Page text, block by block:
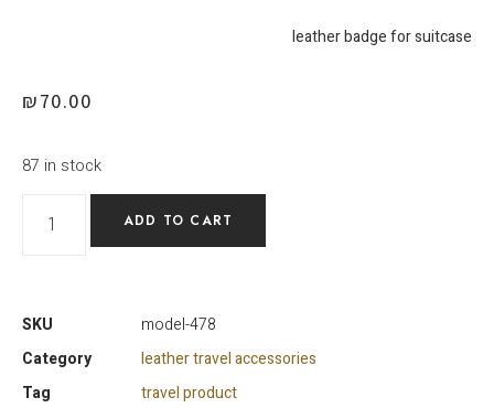
leather badge for suitcase
₪70.00
87 in stock
ADD TO CART
SKU
model-478
Category
leather travel accessories
Tag
travel product